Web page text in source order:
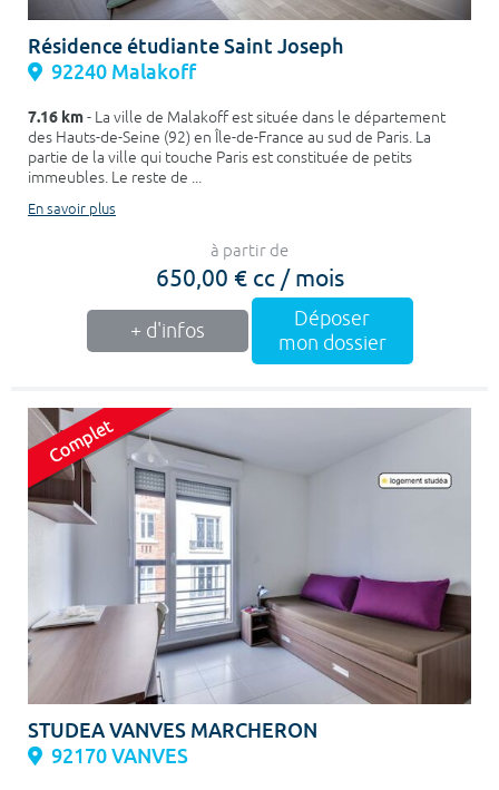
Résidence étudiante Saint Joseph
92240 Malakoff
7.16 km- La ville de Malakoff est située dans le département
des Hauts-de-Seine (92) en Île-de-France au sud de Paris. La
partie de la ville qui touche Paris est constituée de petits
immeubles. Le reste de ...
En savoir plus
à partir de
650,00 € cc / mois
+ d'infos
Déposer
mon dossier
STUDEA VANVES MARCHERON
92170 VANVES